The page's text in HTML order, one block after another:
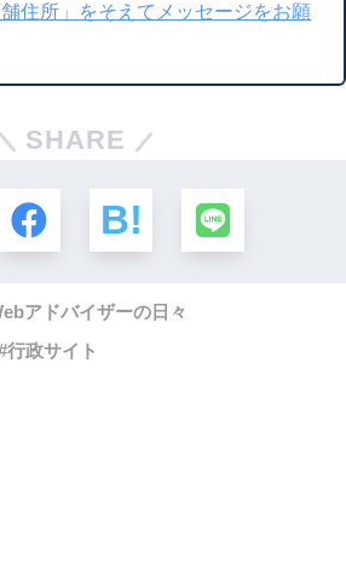
住所」をそえてメッセージをお願
SHARE
アドバイザーの日々
行政サイト